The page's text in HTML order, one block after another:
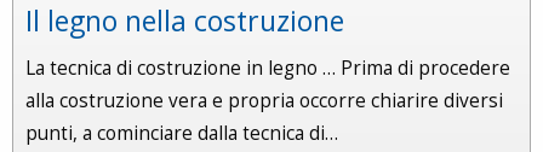
Il legno nella costruzione
La tecnica di costruzione in legno … Prima di procedere
alla costruzione vera e propria occorre chiarire diversi
punti, a cominciare dalla tecnica di…